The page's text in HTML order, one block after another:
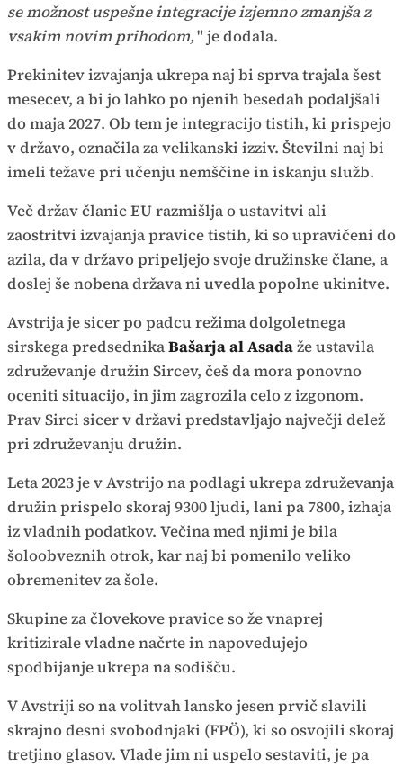
se možnost uspešne integracije izjemno zmanjša z
vsakim novim prihodom," je dodala.
Prekinitev izvajanja ukrepa naj bi sprva trajala šest
mesecev, a bi jo lahko po njenih besedah podaljšali
do maja 2027. Ob tem je integracijo tistih, ki prispejo
v državo, označila za velikanski izziv. Številni naj bi
imeli težave pri učenju nemščine in iskanju služb.
Več držav članic EU razmišlja o ustavitvi ali
zaostritvi izvajanja pravice tistih, ki so upravičeni do
azila, da v državo pripeljejo svoje družinske člane, a
doslej še nobena država ni uvedla popolne ukinitve.
Avstrija je sicer po padcu režima dolgoletnega
sirskega predsednikaBašarja al Asadaže ustavila
združevanje družin Sircev, češ da mora ponovno
oceniti situacijo, in jim zagrozila celo z izgonom.
Prav Sirci sicer v državi predstavljajo največji delež
pri združevanju družin.
Leta 2023 je v Avstrijo na podlagi ukrepa združevanja
družin prispelo skoraj 9300 ljudi, lani pa 7800, izhaja
iz vladnih podatkov. Večina med njimi je bila
šoloobveznih otrok, kar naj bi pomenilo veliko
obremenitev za šole.
Skupine za človekove pravice so že vnaprej
kritizirale vladne načrte in napovedujejo
spodbijanje ukrepa na sodišču.
V Avstriji so na volitvah lansko jesen prvič slavili
skrajno desni svobodnjaki (FPÖ), ki so osvojili skoraj
tretjino glasov. Vlade jim ni uspelo sestaviti, je pa